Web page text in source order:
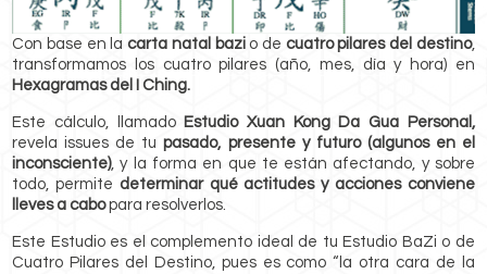
Con base en lacarta natal bazio de cuatro pilares del destino,
transformamos los cuatro pilares (año, mes, día y hora) en
Hexagramas del I Ching.
Este cálculo, llamado Estudio Xuan Kong Da Gua Personal,
revela issues de tupasado, presente y futuro (algunos en el
inconsciente), y la forma en que te están afectando, y sobre
todo, permite determinar qué actitudes y acciones conviene
lleves a cabopara resolverlos.
Este Estudio es el complemento ideal de tu Estudio BaZi o de
Cuatro Pilares del Destino, pues es como “la otra cara de la